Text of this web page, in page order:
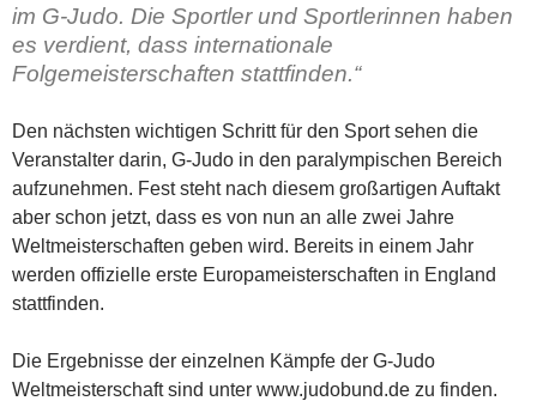
im G-Judo. Die Sportler und Sportlerinnen haben
es verdient, dass internationale
Folgemeisterschaften stattfinden.“
Den nächsten wichtigen Schritt für den Sport sehen die
Veranstalter darin, G-Judo in den paralympischen Bereich
aufzunehmen. Fest steht nach diesem großartigen Auftakt
aber schon jetzt, dass es von nun an alle zwei Jahre
Weltmeisterschaften geben wird. Bereits in einem Jahr
werden offizielle erste Europameisterschaften in England
stattfinden.
Die Ergebnisse der einzelnen Kämpfe der G-Judo
Weltmeisterschaft sind unter www.judobund.de zu finden.